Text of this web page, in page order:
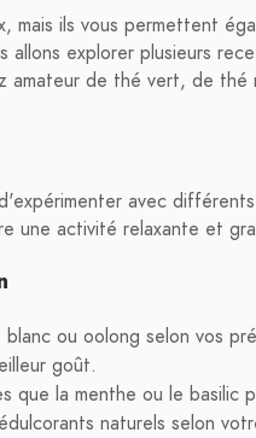
mais ils vous permettent
explorer plusieurs
amateur de thé vert, de
avec
une activité relaxante et
ou oolong selon vos
goût.
que la menthe ou le basilic
naturels selon